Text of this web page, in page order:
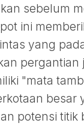
sebelum
ini
yang
"mata
besar
potensi titik